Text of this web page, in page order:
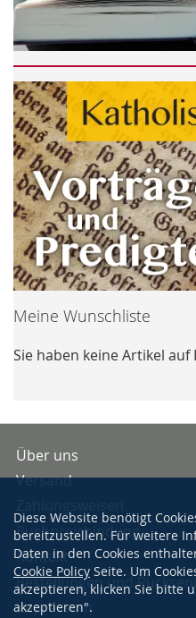
Meine Wunschliste
Sie haben keine Artikel
Über uns
Versand
Buchpreisbindung
Kontakt
Bestellungen und
Impressum
Diese Website benötigt
bereitzustellen. Für weitere
Daten in den Cookies
Cookie Policy Seite. Um
akzeptieren, klicken Sie bitte
akzeptieren".